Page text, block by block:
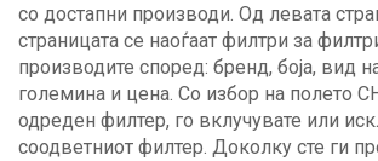
со достапни производи. Од левата
страницата се наоѓаат филтри за
производите според: бренд, боја, вид
големина и цена. Со избор на полето
одреден филтер, го вклучувате или
соодветниот филтер. Доколку сте ги